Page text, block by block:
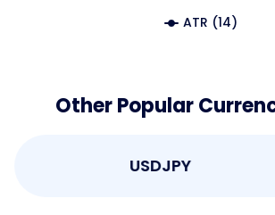
ATR (14)
Other Popular
USDJPY